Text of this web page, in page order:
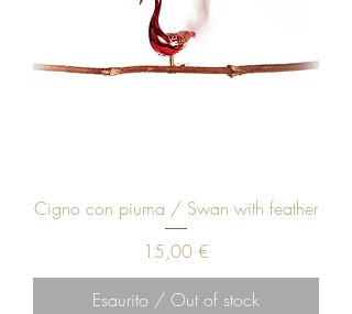
Cigno con piuma / Swan with feather
Prezzo
15,00 €
Esaurito / Out of stock